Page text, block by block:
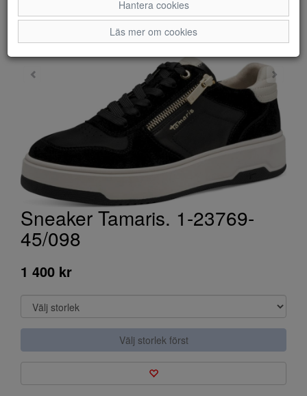
Sneaker Tamaris. 1-23769-
45/098
1 400 kr
Välj storlek först
Hantera cookies
Läs mer om cookies